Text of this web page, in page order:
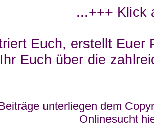
...+++ Klick
Euch, erstellt Euer
Euch über die
unterliegen dem
Onlinesucht